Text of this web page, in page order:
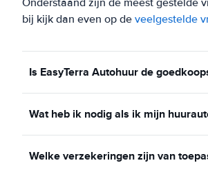
bij kijk dan even op de veelgestelde
Is EasyTerra Autohuur de
Wat heb ik nodig als ik mijn
Welke verzekeringen zijn van